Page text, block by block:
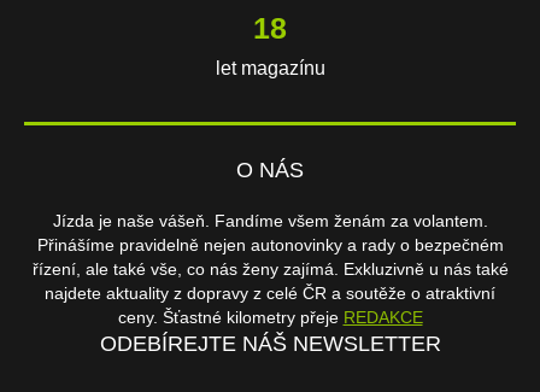
18
let magazínu
O NÁS
Jízda je naše vášeň. Fandíme všem ženám za volantem.
Přinášíme pravidelně nejen autonovinky a rady o bezpečném
řízení, ale také vše, co nás ženy zajímá. Exkluzivně u nás také
najdete aktuality z dopravy z celé ČR a soutěže o atraktivní
ceny. Šťastné kilometry přeje REDAKCE
ODEBÍREJTE NÁŠ NEWSLETTER